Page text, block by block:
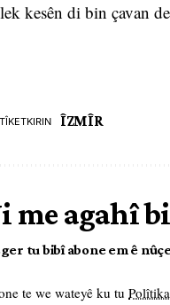
kesên di bin çavan
ÎZMÎR
me agahî
tu bibî abone em ê
te we wateyê ku tu